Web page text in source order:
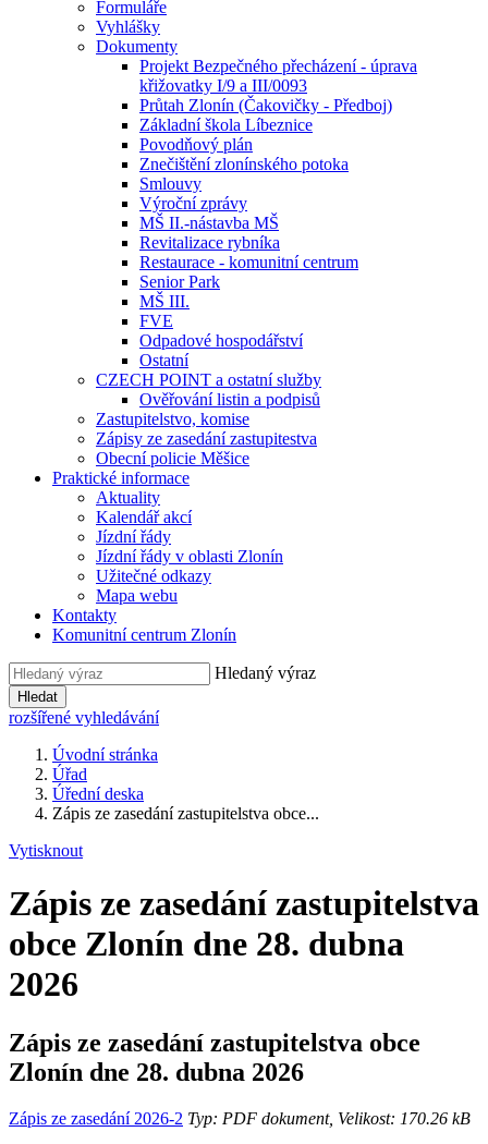
Formuláře
Vyhlášky
Dokumenty
Projekt Bezpečného přecházení - úprava
křižovatky I/9 a III/0093
Průtah Zlonín (Čakovičky - Předboj)
Základní škola Líbeznice
Povodňový plán
Znečištění zlonínského potoka
Smlouvy
Výroční zprávy
MŠ II.-nástavba MŠ
Revitalizace rybníka
Restaurace - komunitní centrum
Senior Park
MŠ III.
FVE
Odpadové hospodářství
Ostatní
CZECH POINT a ostatní služby
Ověřování listin a podpisů
Zastupitelstvo, komise
Zápisy ze zasedání zastupitestva
Obecní policie Měšice
Praktické informace
Aktuality
Kalendář akcí
Jízdní řády
Jízdní řády v oblasti Zlonín
Užitečné odkazy
Mapa webu
Kontakty
Komunitní centrum Zlonín
Hledaný výraz
Hledat
rozšířené vyhledávání
Úvodní stránka
Úřad
Úřední deska
Zápis ze zasedání zastupitelstva obce...
Vytisknout
Zápis ze zasedání zastupitelstva
obce Zlonín dne 28. dubna
2026
Zápis ze zasedání zastupitelstva obce
Zlonín dne 28. dubna 2026
Zápis ze zasedání 2026-2 Typ: PDF dokument, Velikost: 170.26 kB